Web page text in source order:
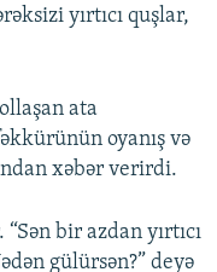
yırtıcı quşlar,
ata
oyanış və
xəbər verirdi.
bir azdan yırtıcı
gülürsən?” deyə